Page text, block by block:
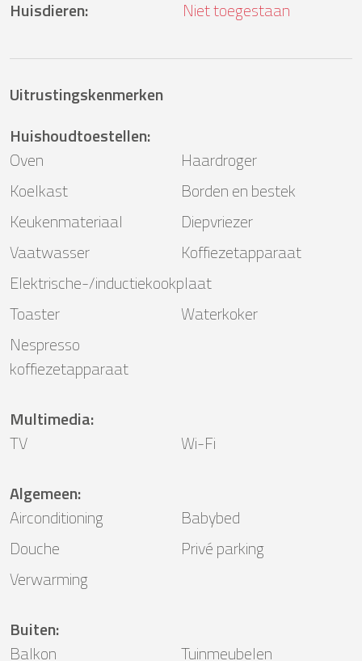
Huisdieren: Niet toegestaan
Uitrustingskenmerken
Huishoudtoestellen:
Oven
Haardroger
Koelkast
Borden en bestek
Keukenmateriaal
Diepvriezer
Vaatwasser
Koffiezetapparaat
Elektrische-/inductiekookplaat
Toaster
Waterkoker
Nespresso
koffiezetapparaat
Multimedia:
TV
Wi-Fi
Algemeen:
Airconditioning
Babybed
Douche
Privé parking
Verwarming
Buiten:
Balkon
Tuinmeubelen